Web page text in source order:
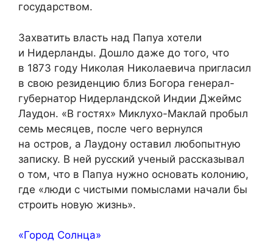
государством.
Захватить власть над Папуа хотели
и Нидерланды. Дошло даже до того, что
в 1873 году Николая Николаевича пригласил
в свою резиденцию близ Богора генерал-
губернатор Нидерландской Индии Джеймс
Лаудон. «В гостях» Миклухо-Маклай пробыл
семь месяцев, после чего вернулся
на остров, а Лаудону оставил любопытную
записку. В ней русский ученый рассказывал
о том, что в Папуа нужно основать колонию,
где «люди с чистыми помыслами начали бы
строить новую жизнь».
«Город Солнца»